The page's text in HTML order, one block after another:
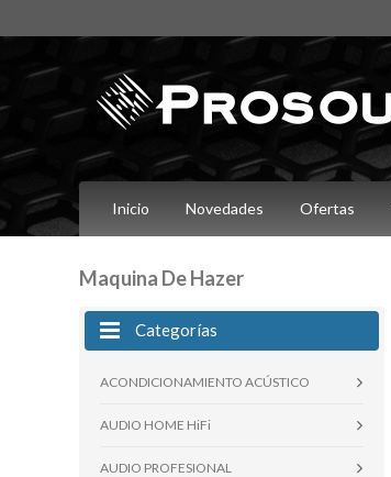
Inicio Novedades Ofertas
Maquina De Hazer
Categorías
ACONDICIONAMIENTO ACÚSTICO
AUDIO HOME HiFi
AUDIO PROFESIONAL